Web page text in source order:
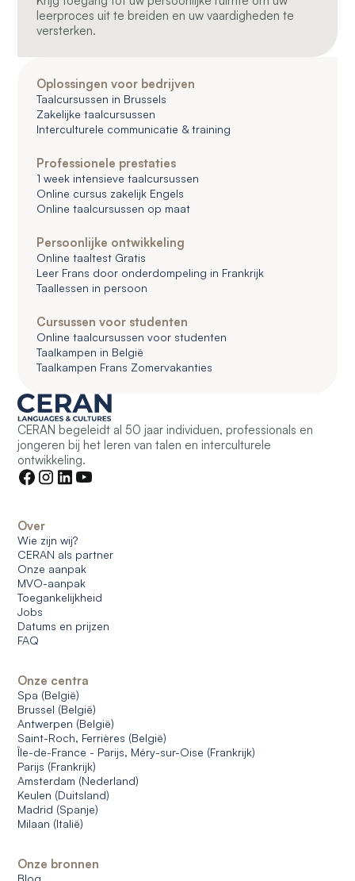
leerproces uit te breiden en uw vaardigheden te
versterken.
Oplossingen voor bedrijven
Taalcursussen in Brussels
Zakelijke taalcursussen
Interculturele communicatie & training
Professionele prestaties
1 week intensieve taalcursussen
Online cursus zakelijk Engels
Online taalcursussen op maat
Persoonlijke ontwikkeling
Online taaltest Gratis
Leer Frans door onderdompeling in Frankrijk
Taallessen in persoon
Cursussen voor studenten
Online taalcursussen voor studenten
Taalkampen in België
Taalkampen Frans Zomervakanties
CERAN begeleidt al 50 jaar individuen, professionals en
jongeren bij het leren van talen en interculturele
ontwikkeling.
Over
Wie zijn wij?
CERAN als partner
Onze aanpak
MVO-aanpak
Toegankelijkheid
Jobs
Datums en prijzen
FAQ
Onze centra
Spa (België)
Brussel (België)
Antwerpen (België)
Saint-Roch, Ferrières (België)
Île-de-France - Parijs, Méry-sur-Oise (Frankrijk)
Parijs (Frankrijk)
Amsterdam (Nederland)
Keulen (Duitsland)
Madrid (Spanje)
Milaan (Italië)
Onze bronnen
Blog